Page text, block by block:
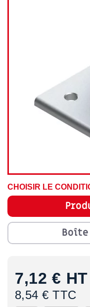
CHOISIR LE
Boîte
7,12 € HT
8,54 € TTC